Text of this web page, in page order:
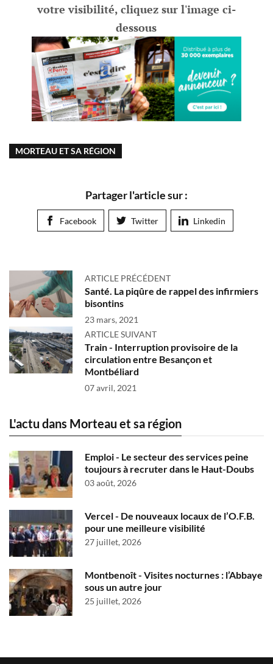
votre visibilité, cliquez sur l'image ci-
dessous
MORTEAU ET SA RÉGION
Partager l'article sur :
Facebook Twitter Linkedin
ARTICLE PRÉCÉDENT
Santé. La piqûre de rappel des infirmiers
bisontins
23 mars, 2021
ARTICLE SUIVANT
Train - Interruption provisoire de la
circulation entre Besançon et
Montbéliard
07 avril, 2021
L'actu dans Morteau et sa région
Emploi - Le secteur des services peine
toujours à recruter dans le Haut-Doubs
03 août, 2026
Vercel - De nouveaux locaux de l’O.F.B.
pour une meilleure visibilité
27 juillet, 2026
Montbenoît - Visites nocturnes : l’Abbaye
sous un autre jour
25 juillet, 2026